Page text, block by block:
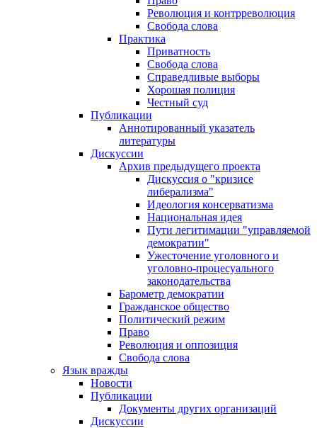
Революция и контрреволюция
Свобода слова
Практика
Приватность
Свобода слова
Справедливые выборы
Хорошая полиция
Честный суд
Публикации
Аннотированный указатель
литературы
Дискуссии
Архив предыдущего проекта
Дискуссия о "кризисе
либерализма"
Идеология консерватизма
Национальная идея
Пути легитимации "управляемой
демократии"
Ужесточение уголовного и
уголовно-процесуального
законодательства
Барометр демократии
Гражданское общество
Политический режим
Право
Революция и оппозиция
Свобода слова
Язык вражды
Новости
Публикации
Документы других организаций
Дискуссии